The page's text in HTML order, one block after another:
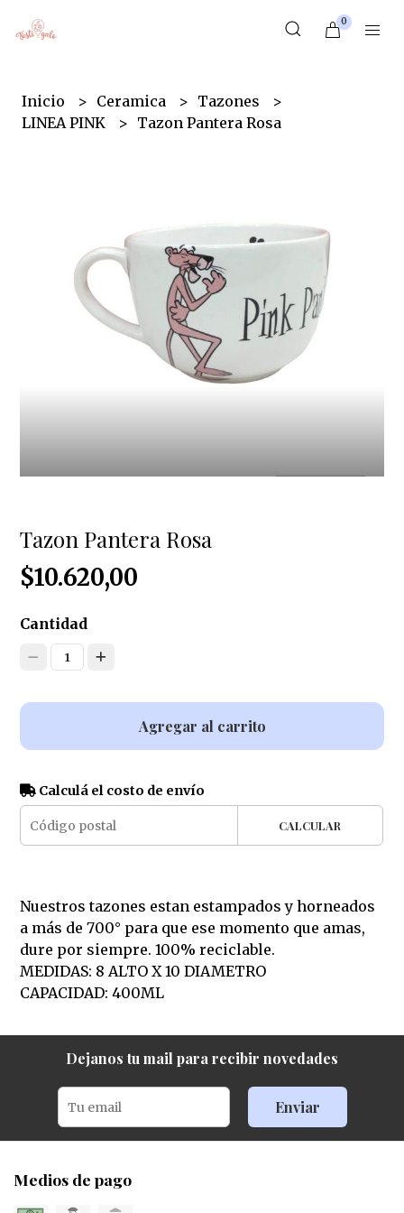
0
Inicio Ceramica
Tazones
LINEA PINK
Tazon Pantera Rosa
Tazon Pantera Rosa
$10.620,00
Cantidad
1
Agregar al carrito
Calculá el costo de envío
CALCULAR
Nuestros tazones estan estampados y horneados
a más de 700° para que ese momento que amas,
dure por siempre. 100% reciclable.
MEDIDAS: 8 ALTO X 10 DIAMETRO
CAPACIDAD: 400ML
Dejanos tu mail para recibir novedades
Enviar
Medios de pago